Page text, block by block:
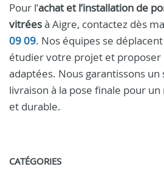
Pour l’achat et l’installation de
vitréesà Aigre, contactez dès
09 09. Nos équipes se
étudier votre projet et proposer
adaptées. Nous garantissons
livraison à la pose finale pour
et durable.
CATÉGORIES